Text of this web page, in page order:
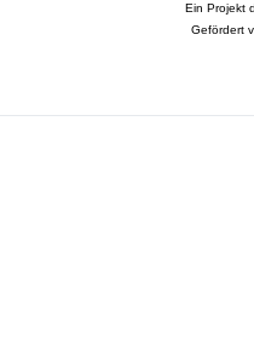
Ein Projekt
Gefördert